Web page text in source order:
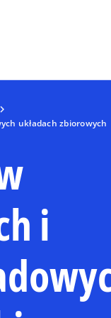
układach zbiorowych
i